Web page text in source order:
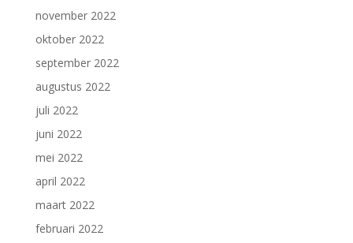
november 2022
oktober 2022
september 2022
augustus 2022
juli 2022
juni 2022
mei 2022
april 2022
maart 2022
februari 2022